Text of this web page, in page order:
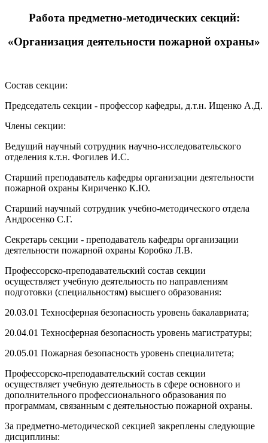
Работа предметно-методических секций:
«Организация деятельности пожарной охраны»
Состав секции:
Председатель секции - профессор кафедры, д.т.н. Ищенко А.Д.
Члены секции:
Ведущий научный сотрудник научно-исследовательского
отделения к.т.н. Фогилев И.С.
Старший преподаватель кафедры организации деятельности
пожарной охраны Кириченко К.Ю.
Старший научный сотрудник учебно-методического отдела
Андросенко С.Г.
Секретарь секции - преподаватель кафедры организации
деятельности пожарной охраны Коробко Л.В.
Профессорско-преподавательский состав секции
осуществляет учебную деятельность по направлениям
подготовки (специальностям) высшего образования:
20.03.01 Техносферная безопасность уровень бакалавриата;
20.04.01 Техносферная безопасность уровень магистратуры;
20.05.01 Пожарная безопасность уровень специалитета;
Профессорско-преподавательский состав секции
осуществляет учебную деятельность в сфере основного и
дополнительного профессионального образования по
программам, связанным с деятельностью пожарной охраны.
За предметно-методической секцией закреплены следующие
дисциплины: